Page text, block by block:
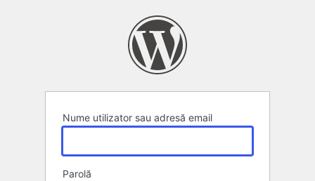
Nume utilizator sau adresă email
Parolă